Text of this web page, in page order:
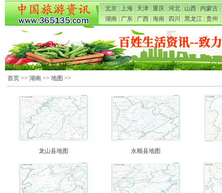
北京 上海 天津 重庆 河北 山西 内蒙古
湖南
广东 广西 海南 四川 黑龙江 贵州
首页 >> 湖南 >> 地图 >>
龙山县地图 永顺县地图